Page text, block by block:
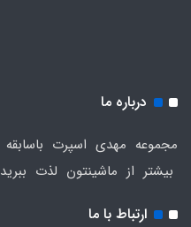
درباره ما
بیشتر از ماشینتون لذت ببرید
ارتباط با ما